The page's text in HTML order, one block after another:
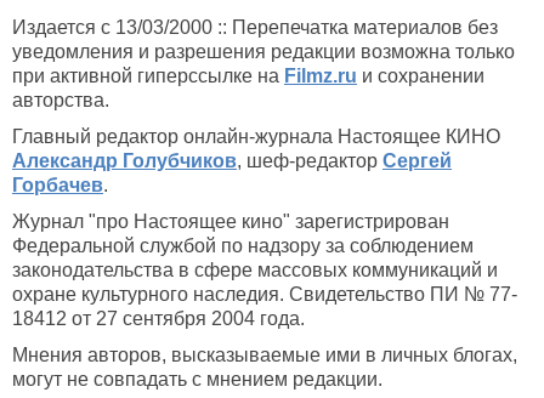
Издается с 13/03/2000 :: Перепечатка материалов без
уведомления и разрешения редакции возможна только
при активной гиперссылке на Filmz.ru и сохранении
авторства.
Главный редактор онлайн-журнала Настоящее КИНО
Александр Голубчиков, шеф-редактор Сергей
Горбачев.
Журнал "про Настоящее кино" зарегистрирован
Федеральной службой по надзору за соблюдением
законодательства в сфере массовых коммуникаций и
охране культурного наследия. Свидетельство ПИ № 77-
18412 от 27 сентября 2004 года.
Мнения авторов, высказываемые ими в личных блогах,
могут не совпадать с мнением редакции.